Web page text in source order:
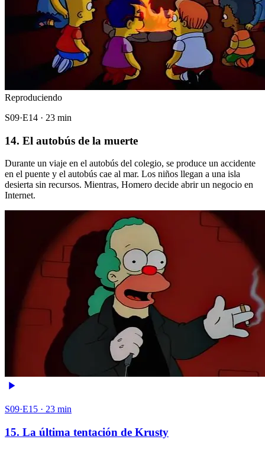
Reproduciendo
S09·E14 · 23 min
14. El autobús de la muerte
Durante un viaje en el autobús del colegio, se produce un accidente
en el puente y el autobús cae al mar. Los niños llegan a una isla
desierta sin recursos. Mientras, Homero decide abrir un negocio en
Internet.
S09·E15 · 23 min
15. La última tentación de Krusty